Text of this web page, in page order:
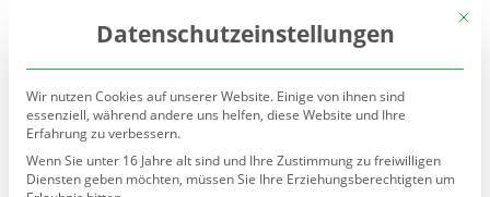
Mit
Datenschutzeinstellungen
Wir nutzen Cookies auf unserer Website. Einige von ihnen sind
essenziell, während andere uns helfen, diese Website und Ihre
Erfahrung zu verbessern.
Wenn Sie unter 16 Jahre alt sind und Ihre Zustimmung zu freiwilligen
Diensten geben möchten, müssen Sie Ihre Erziehungsberechtigten um